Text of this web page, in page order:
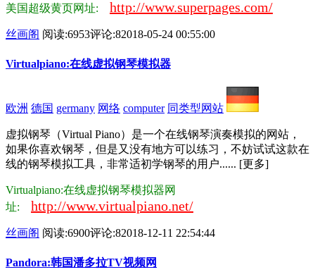
美国超级黄页网址: http://www.superpages.com/
丝画阁 阅读:6953评论:82018-05-24 00:55:00
Virtualpiano:在线虚拟钢琴模拟器
欧洲 德国 germany 网络 computer 同类型网站
虚拟钢琴（Virtual Piano）是一个在线钢琴演奏模拟的网站，
如果你喜欢钢琴，但是又没有地方可以练习，不妨试试这款在
线的钢琴模拟工具，非常适初学钢琴的用户...... [更多]
Virtualpiano:在线虚拟钢琴模拟器网
址: http://www.virtualpiano.net/
丝画阁 阅读:6900评论:82018-12-11 22:54:44
Pandora:韩国潘多拉TV视频网